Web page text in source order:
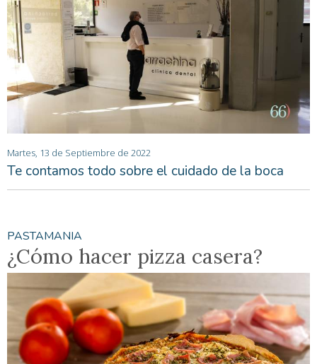
Martes, 13 de Septiembre de 2022
Te contamos todo sobre el cuidado de la boca
PASTAMANIA
¿Cómo hacer pizza casera?